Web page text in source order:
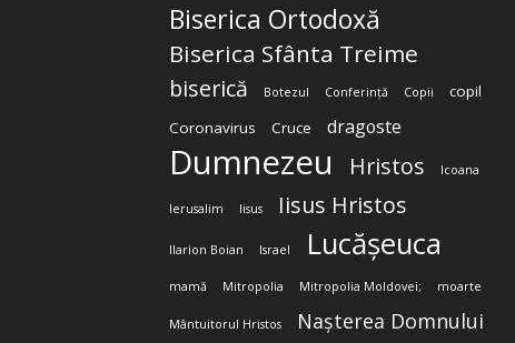
Biserica Ortodoxă
Biserica Sfânta Treime
biserică Botezul Conferință Copii
copil
Coronavirus
Cruce dragoste
Dumnezeu Hristos Icoana
Ierusalim Iisus Iisus Hristos
Ilarion Boian Israel Lucășeuca
mamă Mitropolia Mitropolia Moldovei; moarte
Mântuitorul Hristos Nașterea Domnului